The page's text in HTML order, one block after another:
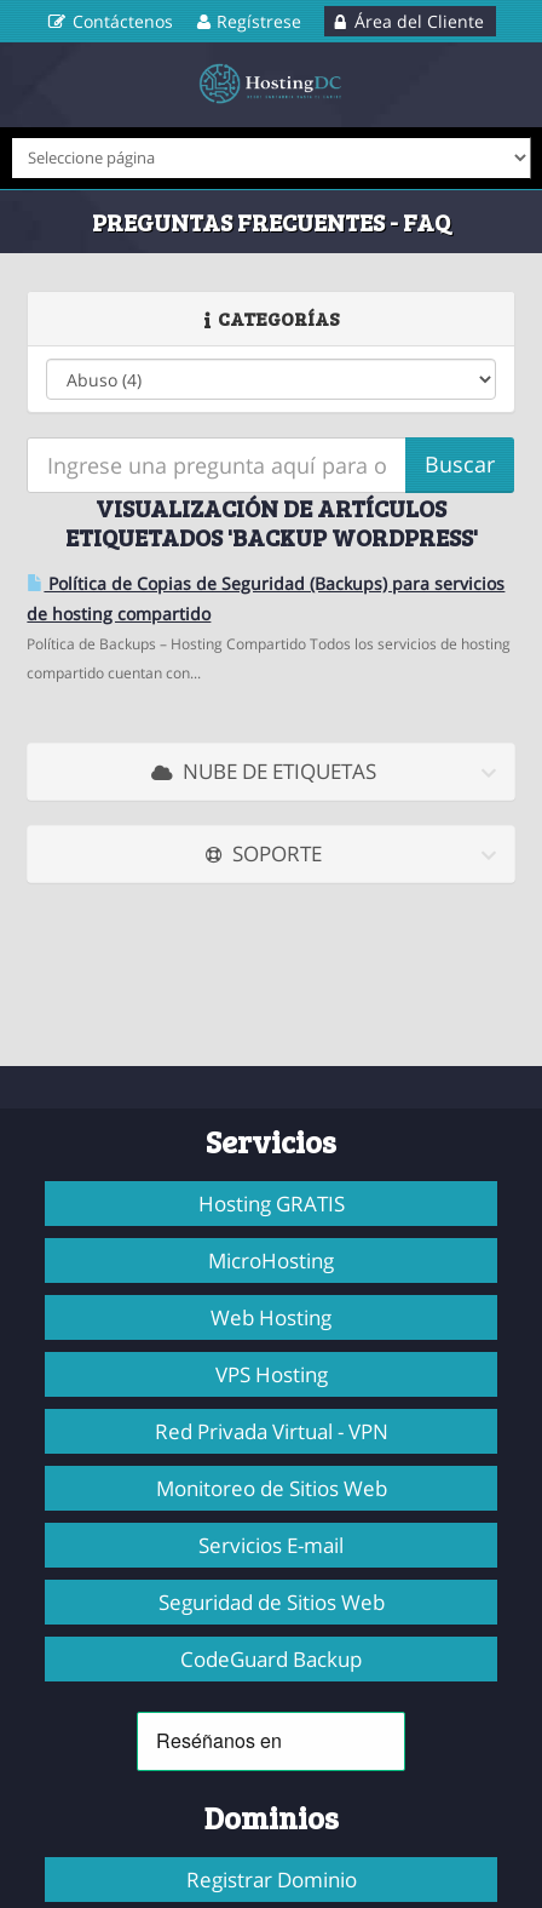
Contáctenos Regístrese Área del Cliente
PREGUNTAS FRECUENTES - FAQ
CATEGORÍAS
VISUALIZACIÓN DE ARTÍCULOS
ETIQUETADOS 'BACKUP WORDPRESS'
Política de Copias de Seguridad (Backups) para servicios
de hosting compartido
Política de Backups – Hosting Compartido Todos los servicios de hosting
compartido cuentan con...
NUBE DE ETIQUETAS
SOPORTE
Servicios
Hosting GRATIS
MicroHosting
Web Hosting
VPS Hosting
Red Privada Virtual - VPN
Monitoreo de Sitios Web
Servicios E-mail
Seguridad de Sitios Web
CodeGuard Backup
Dominios
Registrar Dominio